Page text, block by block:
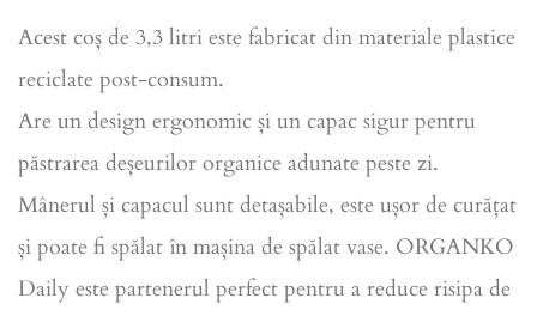
Acest coș de 3,3 litri este fabricat din materiale plastice
reciclate post-consum.
Are un design ergonomic și un capac sigur pentru
păstrarea deșeurilor organice adunate peste zi.
Mânerul și capacul sunt detașabile, este ușor de curățat
și poate fi spălat în mașina de spălat vase. ORGANKO
Daily este partenerul perfect pentru a reduce risipa de